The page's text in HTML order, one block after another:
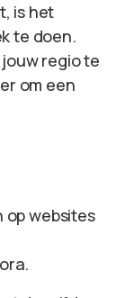
is het
te doen.
regio te
om een
op websites